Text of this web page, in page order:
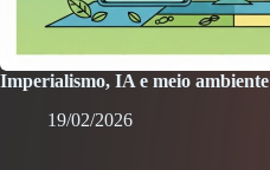
Imperialismo, IA e meio ambiente
19/02/2026